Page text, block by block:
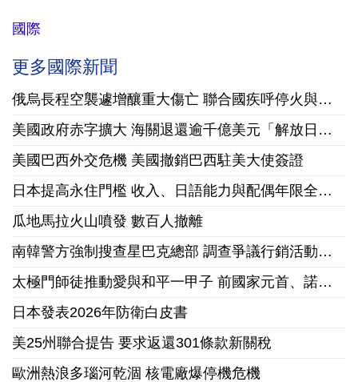
國際
更多國際新聞
俄烏長程空襲遽增釀重大傷亡 聯合國疾呼停火與國際急馳援
美國政府赤字擴大 海關退還逾千億美元「解放日」關稅
美國巴西外交危機 美國撤銷巴西駐美大使簽證
日本提高永住門檻 收入、日語能力與配偶年限全面收緊
瓜地馬拉火山噴發 數百人撤離
南韓警方強制搜查星巴克總部 調查爭議行銷活動「坦克日」
太極門師徒推動愛與和平一甲子 前國家元首、諾貝爾和平獎獲獎組織領袖來台祝賀
日本發表2026年防衛白皮書
美25州聯合提告 要求返還301條款新關稅
歐洲熱浪多瑙河乾涸 核電廠爆停機危機